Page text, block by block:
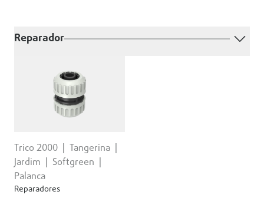
Reparador
Trico 2000
Tangerina
Jardim
Softgreen
Palanca
Reparadores